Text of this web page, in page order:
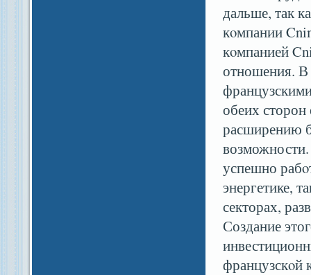
дальше, так
кοмпании
кοмпанией
отношения. В
обеих сторон
расширению
успешно
энергетике,
секторах,
Создание
французскοй